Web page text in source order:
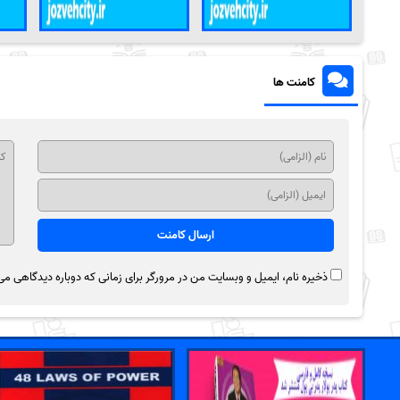
کامنت ها
ذخیره نام، ایمیل و وبسایت من در مرورگر برای زمانی که دوباره دیدگاهی